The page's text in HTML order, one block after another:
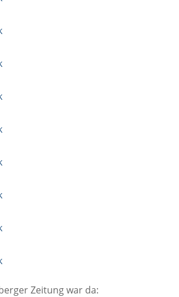
Zeitung war da: